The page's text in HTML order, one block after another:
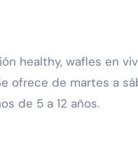
healthy, wafles en
ofrece de martes a
de 5 a 12 años.